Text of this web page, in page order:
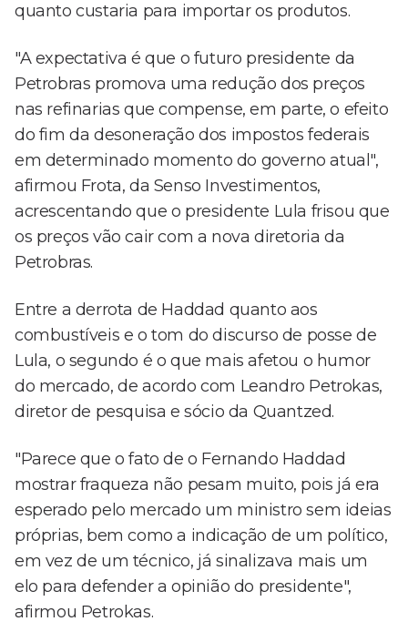
quanto custaria para importar os produtos.
"A expectativa é que o futuro presidente da
Petrobras promova uma redução dos preços
nas refinarias que compense, em parte, o efeito
do fim da desoneração dos impostos federais
em determinado momento do governo atual",
afirmou Frota, da Senso Investimentos,
acrescentando que o presidente Lula frisou que
os preços vão cair com a nova diretoria da
Petrobras.
Entre a derrota de Haddad quanto aos
combustíveis e o tom do discurso de posse de
Lula, o segundo é o que mais afetou o humor
do mercado, de acordo com Leandro Petrokas,
diretor de pesquisa e sócio da Quantzed.
"Parece que o fato de o Fernando Haddad
mostrar fraqueza não pesam muito, pois já era
esperado pelo mercado um ministro sem ideias
próprias, bem como a indicação de um político,
em vez de um técnico, já sinalizava mais um
elo para defender a opinião do presidente",
afirmou Petrokas.